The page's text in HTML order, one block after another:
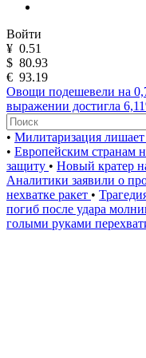
Войти
¥ 0.51
$ 80.93
€ 93.19
Овощи подешевели на
выражении достигла
• Милитаризация
• Европейским странам
защиту • Новый кратер
Аналитики заявили о
нехватке ракет •
погиб после удара
голыми руками